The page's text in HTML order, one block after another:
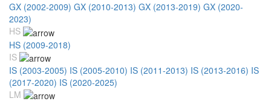
GX (2002-2009) GX (2010-2013) GX (2013-2019) GX (2020-
2023)
HS
HS (2009-2018)
IS
IS (2003-2005) IS (2005-2010) IS (2011-2013) IS (2013-2016) IS
(2017-2020) IS (2020-2025)
LM